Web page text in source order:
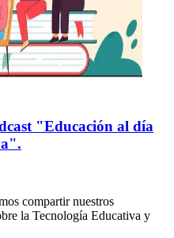
"Educación al día
compartir nuestros
la Tecnología Educativa y